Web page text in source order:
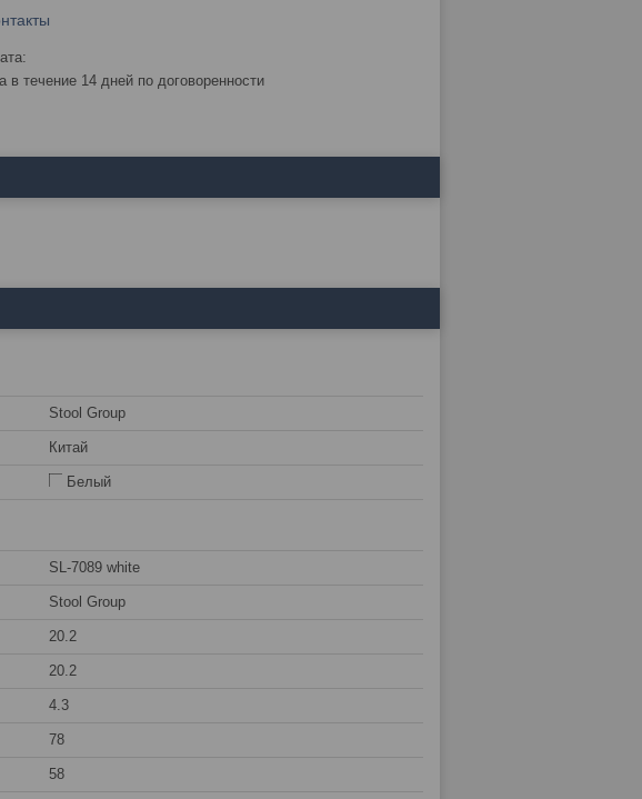
в течение 14 дней по договоренности
Stool Group
Китай
Белый
SL-7089 white
Stool Group
20.2
20.2
4.3
78
58